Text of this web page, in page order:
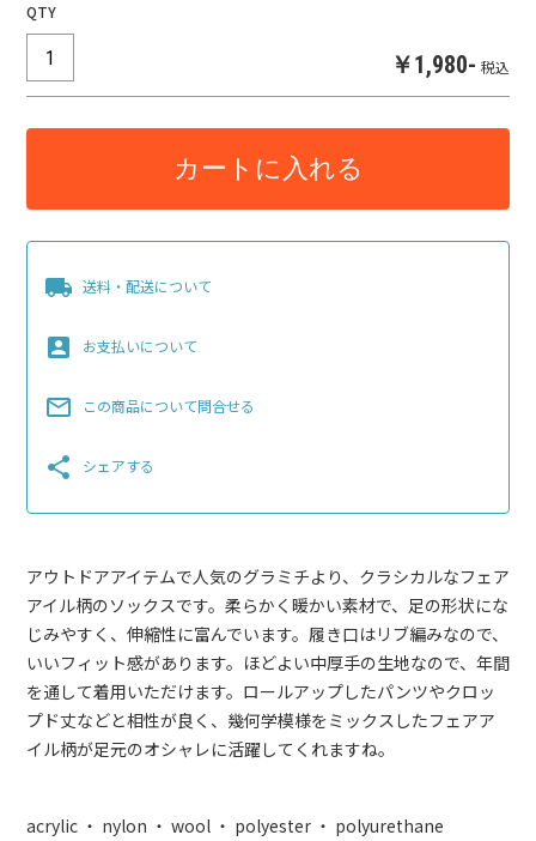
QTY
￥1,980- 税込
カートに入れる
local_shipping 送料・配送について
account_box お支払いについて
mail_outline この商品について問合せる
share シェアする
アウトドアアイテムで人気のグラミチより、クラシカルなフェア
アイル柄のソックスです。柔らかく暖かい素材で、足の形状にな
じみやすく、伸縮性に富んでいます。履き口はリブ編みなので、
いいフィット感があります。ほどよい中厚手の生地なので、年間
を通して着用いただけます。ロールアップしたパンツやクロッ
プド丈などと相性が良く、幾何学模様をミックスしたフェアア
イル柄が足元のオシャレに活躍してくれますね。
acrylic ・ nylon ・ wool ・ polyester ・ polyurethane